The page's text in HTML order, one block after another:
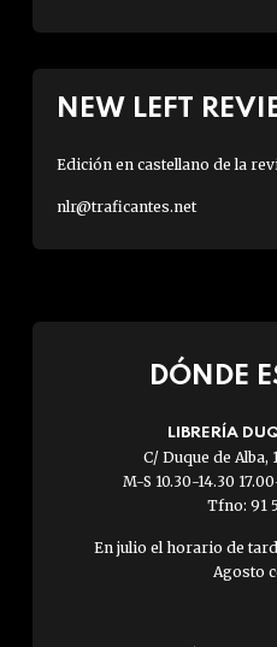
NEW LEFT
Edición en castellano de la
nlr@traficantes.net
DÓNDE
LIBRERÍA
C/ Duque de Alba,
M-S 10.30-14.30
Tfno: 91
En julio el horario de
Agosto